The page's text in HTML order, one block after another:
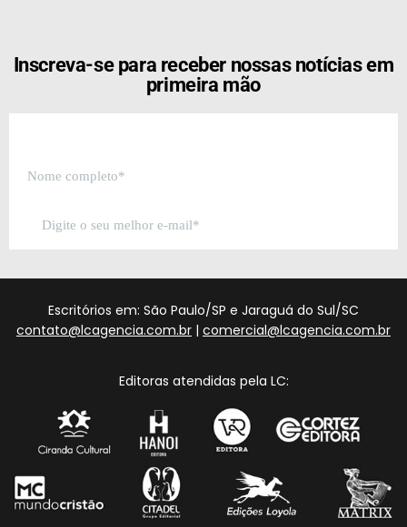
Inscreva-se para receber nossas notícias em
primeira mão
Escritórios em: São Paulo/SP e Jaraguá do Sul/SC
contato@lcagencia.com.br | comercial@lcagencia.com.br
Editoras atendidas pela LC: